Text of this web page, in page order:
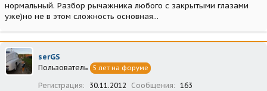
нормальный. Разбор рычажника любого с закрытыми глазами
уже)но не в этом сложность основная...
serGS
Пользователь 5 лет на форуме
Регистрация 30.11.2012 Сообщения
163